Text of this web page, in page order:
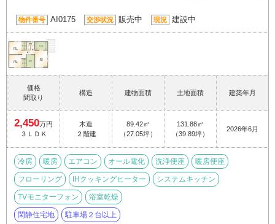
物件番号 AI0175 交渉状況 販売中 現況 建設中
価格
間取り
構造 建物面積 土地面積 建築年月
2,450万円
３ＬＤＫ
木造
２階建
89.42㎡
（27.05坪）
131.88㎡
（39.89坪）
2026年6月
冷房 暖房 エアコン オール電化 洗浄便座 暖房便座
フローリング IHクッキングヒーター システムキッチン
TVモニターフォン 浴室乾燥
閑静住宅地 駐車場２台以上